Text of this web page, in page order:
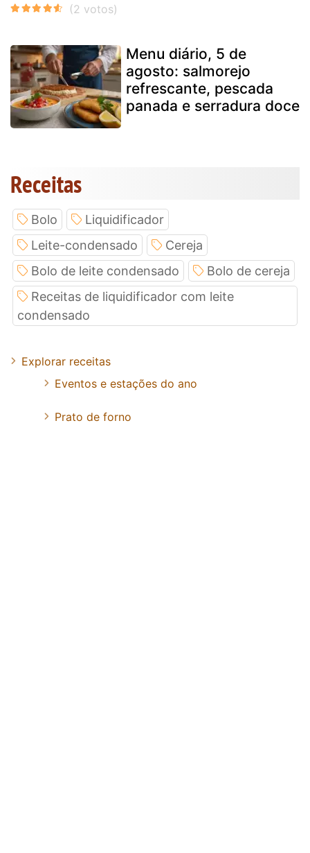
Menu diário, 5 de
agosto: salmorejo
refrescante, pescada
panada e serradura doce
Receitas
Bolo
Liquidificador
Leite-condensado
Cereja
Bolo de leite condensado
Bolo de cereja
Receitas de liquidificador com leite
condensado
Explorar receitas
Eventos e estações do ano
Prato de forno